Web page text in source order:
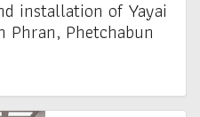
installation of Yayai
Phran, Phetchabun